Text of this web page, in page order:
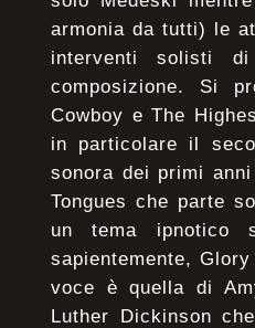
armonia da tutti) le
interventi solisti
composizione. Si
Cowboy e The
in particolare il
sonora dei primi
Tongues che parte
un tema ipnotico
sapientemente,
voce è quella di
Luther Dickinson